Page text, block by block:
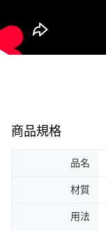
商品規格
品名
材質
用法